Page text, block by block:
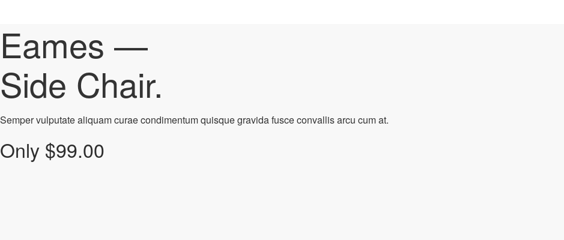
Eames —
Side Chair.
Semper vulputate aliquam curae condimentum quisque gravida fusce convallis arcu cum at.
Only $99.00